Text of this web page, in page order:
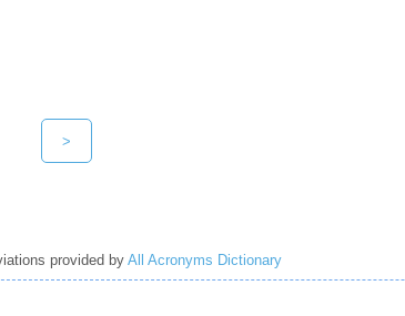
>
provided by All Acronyms Dictionary